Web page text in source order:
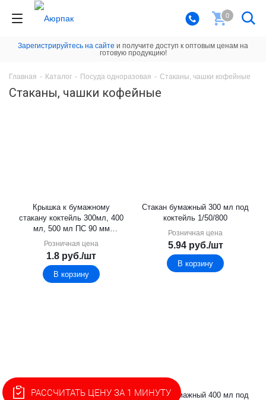
0
Зарегистрируйтесь на сайте и получите доступ к оптовым ценам на
готовую продукцию!
Главная - Каталог - Посуда одноразовая - Стаканы, чашки кофейные
Стаканы, чашки кофейные
Крышка к бумажному
стакану коктейль 300мл, 400
мл, 500 мл ПС 90 мм
Розничная цена
1.8 руб./шт
В корзину
Стакан бумажный 300 мл под
коктейль 1/50/800
Розничная цена
5.94руб./шт
В корзину
Крышка к бумажному
Стакан бумажный 400 мл под
РАССЧИТАТЬ ЦЕНУ ЗА 1 МИНУТУ